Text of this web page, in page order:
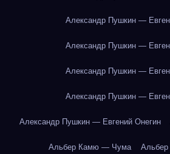
Александр Пушкин —
Александр Пушкин —
Александр Пушкин —
Александр Пушкин —
Александр Пушкин — Евгений Онегин
Альбер Камю — Чума